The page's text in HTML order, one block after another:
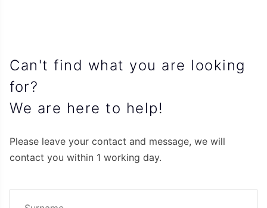
Can't find what you are looking
for?
We are here to help!
Please leave your contact and message, we will
contact you within 1 working day.